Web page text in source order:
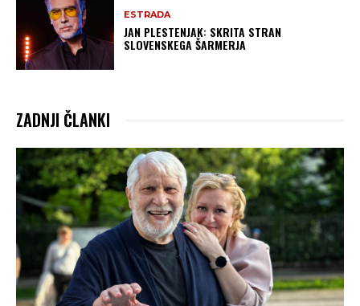
ESTRADA
JAN PLESTENJAK: SKRITA STRAN
SLOVENSKEGA ŠARMERJA
ZADNJI ČLANKI